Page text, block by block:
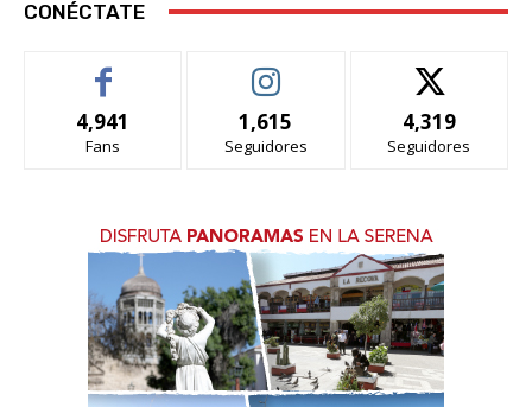
CONÉCTATE
4,941
Fans
1,615
Seguidores
4,319
Seguidores